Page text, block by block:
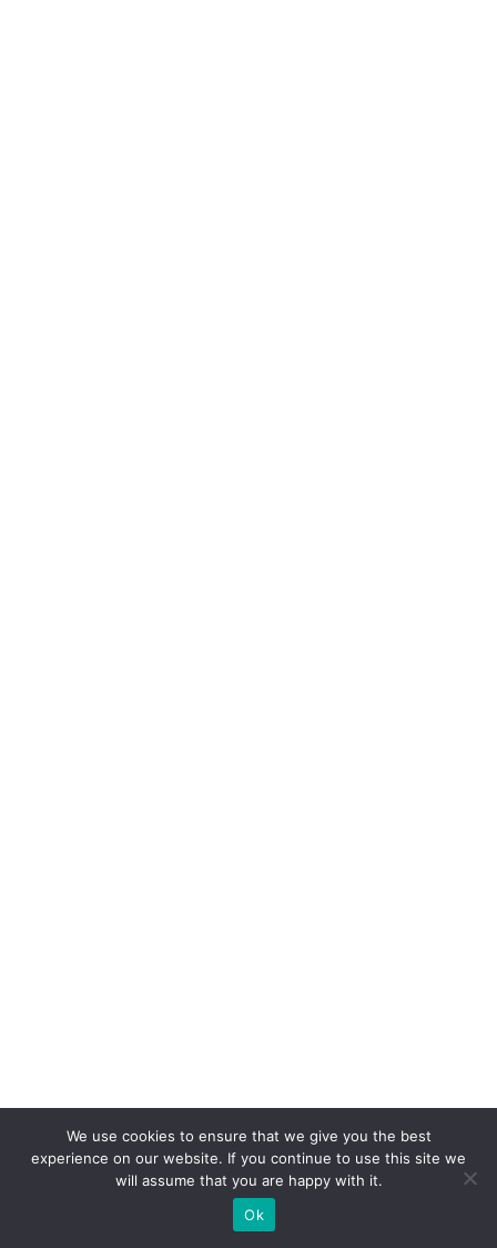
We use cookies to ensure that we give you the best
experience on our website. If you continue to use this site we
will assume that you are happy with it.
Ok